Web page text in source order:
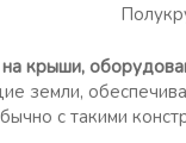
крыши,
земли,
с такими